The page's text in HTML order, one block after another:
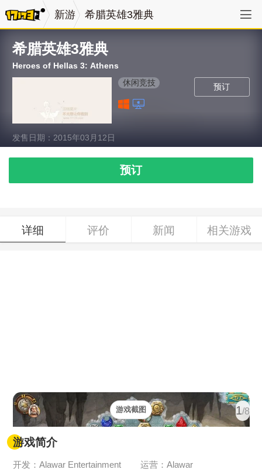
新游 希腊英雄3雅典
希腊英雄3雅典
Heroes of Hellas 3: Athens
预订
休闲竞技
发售日期：2015年03月12日
预订
详细 评价 新闻 相关游戏
1/8
游戏截图
游戏简介
开发：Alawar Entertainment
运营：Alawar